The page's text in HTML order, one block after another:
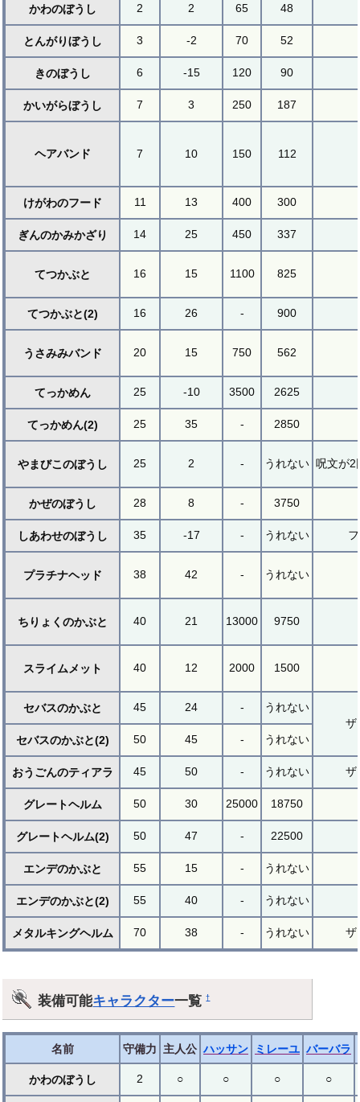
かわのぼうし 2 2 65 48
とんがりぼうし 3 -2 70 52
きのぼうし 6 -15 120 90
かいがらぼうし 7 3 250 187
ヘアバンド 7 10 150 112
けがわのフード 11 13 400 300
ぎんのかみかざり 14 25 450 337
てつかぶと 16 15 1100 825
てつかぶと(2) 16 26 - 900
うさみみバンド 20 15 750 562
てっかめん 25 -10 3500 2625
てっかめん(2) 25 35 - 2850
やまびこのぼうし 25 2 - うれない 呪文が2
かぜのぼうし 28 8 - 3750
しあわせのぼうし 35 -17 - うれない
プラチナヘッド 38 42 - うれない
ちりょくのかぶと 40 21 13000 9750
スライムメット 40 12 2000 1500
セバスのかぶと 45 24 -
うれない
ザ
セバスのかぶと(2)
50 45 - うれない
おうごんのティアラ 45 50 - うれない ザ
グレートヘルム 50 30 25000 18750
グレートヘルム(2) 50 47 - 22500
エンデのかぶと 55 15 - うれない
エンデのかぶと(2) 55 40 - うれない
メタルキングヘルム 70 38 - うれない ザ
装備可能キャラクター一覧†
名前 守備力 主人公 ハッサン ミレーユ バーバラ
かわのぼうし 2 ○ ○ ○ ○